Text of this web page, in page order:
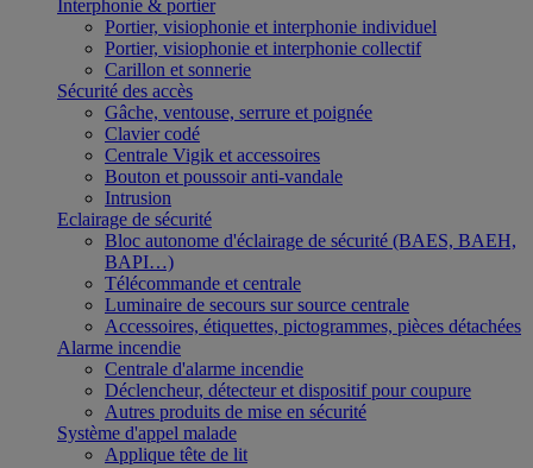
Interphonie & portier
Portier, visiophonie et interphonie individuel
Portier, visiophonie et interphonie collectif
Carillon et sonnerie
Sécurité des accès
Gâche, ventouse, serrure et poignée
Clavier codé
Centrale Vigik et accessoires
Bouton et poussoir anti-vandale
Intrusion
Eclairage de sécurité
Bloc autonome d'éclairage de sécurité (BAES, BAEH,
BAPI…)
Télécommande et centrale
Luminaire de secours sur source centrale
Accessoires, étiquettes, pictogrammes, pièces détachées
Alarme incendie
Centrale d'alarme incendie
Déclencheur, détecteur et dispositif pour coupure
Autres produits de mise en sécurité
Système d'appel malade
Applique tête de lit